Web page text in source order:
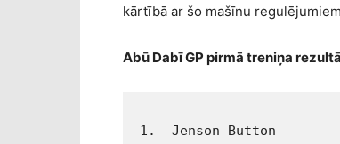
kārtībā ar šo mašīnu
Abū Dabī GP pirmā treniņa
1.  Jenson Button